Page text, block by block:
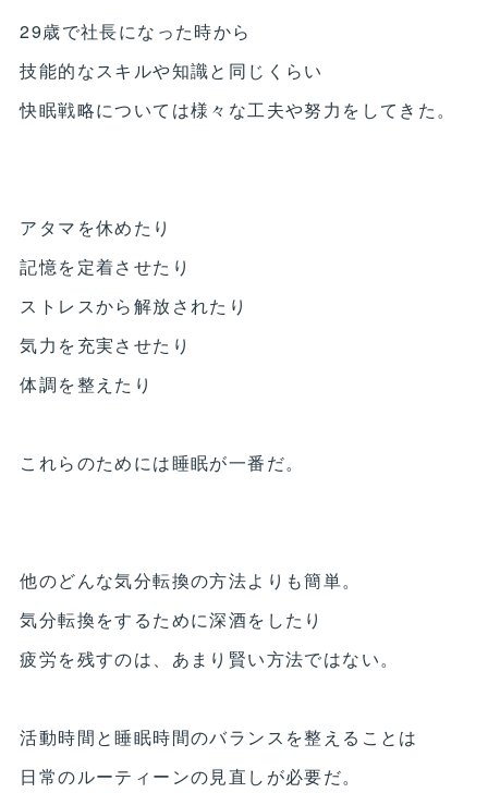
29歳で社長になった時から
技能的なスキルや知識と同じくらい
快眠戦略については様々な工夫や努力をしてきた。
アタマを休めたり
記憶を定着させたり
ストレスから解放されたり
気力を充実させたり
体調を整えたり
これらのためには睡眠が一番だ。
他のどんな気分転換の方法よりも簡単。
気分転換をするために深酒をしたり
疲労を残すのは、あまり賢い方法ではない。
活動時間と睡眠時間のバランスを整えることは
日常のルーティーンの見直しが必要だ。